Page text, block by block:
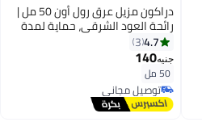
دراكون مزيل عرق رول أون 50 مل |
رائحة العود الشرقي، حماية لمدة
48 ساعة لمنطقة تحت الإبط
الحساسة
4.7
3
جنيه140
50 مل
توصيل مجاني
توصيل مجاني